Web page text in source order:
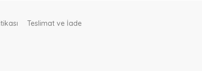
Teslimat ve İade